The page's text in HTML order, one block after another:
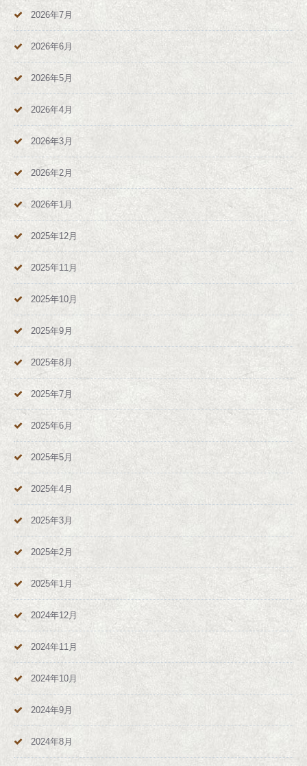
2026年7月
2026年6月
2026年5月
2026年4月
2026年3月
2026年2月
2026年1月
2025年12月
2025年11月
2025年10月
2025年9月
2025年8月
2025年7月
2025年6月
2025年5月
2025年4月
2025年3月
2025年2月
2025年1月
2024年12月
2024年11月
2024年10月
2024年9月
2024年8月